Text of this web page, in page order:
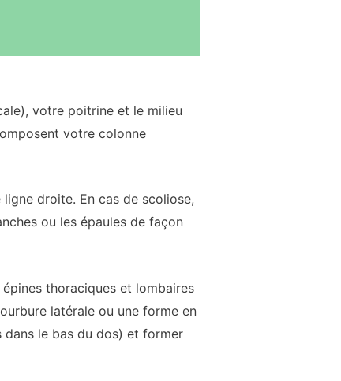
votre poitrine et le milieu
votre colonne
droite. En cas de scoliose,
ou les épaules de façon
thoraciques et lombaires
latérale ou une forme en
le bas du dos) et former